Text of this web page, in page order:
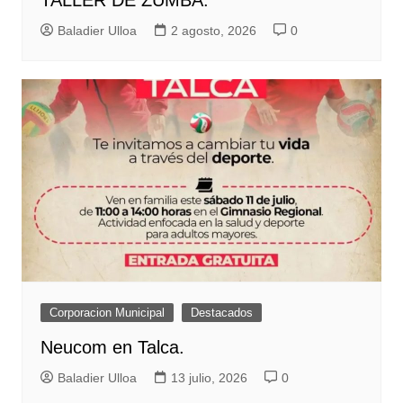
Baladier Ulloa 2 agosto, 2026 0
Corporacion Municipal Destacados
Neucom en Talca.
Baladier Ulloa 13 julio, 2026 0